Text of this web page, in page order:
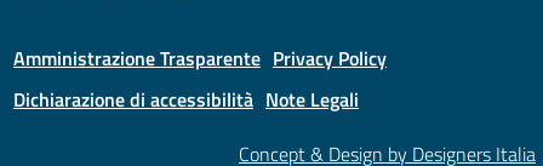
Amministrazione Trasparente Privacy Policy
Dichiarazione di accessibilità Note Legali
Concept & Design by Designers Italia